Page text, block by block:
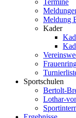
Termine
Meldung
Kader
Sportschulen
Bertolt-
Lothar-